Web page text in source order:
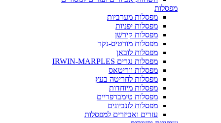
מפסלות
מפסלות מערביות
מפסלות יפניות
מפסלות קירשן
מפסלות מורטיס-נקר
מפסלות לובאן
מפסלות נגרים IRWIN-MARPLES
מפסלות ווריטאס
מפסלות לחריטה בעץ
מפסלות מיוחדות
מפסלות טימברפריים
מפסלות לזנביונים
עזרים ואביזרים למפסלות